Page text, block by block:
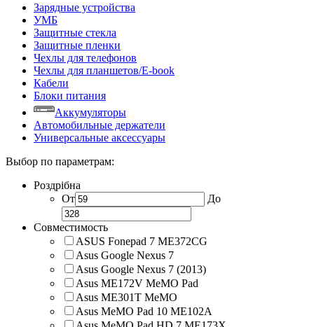
Зарядные устройства
УМБ
Защитные стекла
Защитные пленки
Чехлы для телефонов
Чехлы для планшетов/E-book
Кабели
Блоки питания
Аккумуляторы
Автомобильные держатели
Универсальные аксессуары
Выбор по параметрам:
Роздрібна
От
До
Совместимость
ASUS Fonepad 7 ME372CG
Asus Google Nexus 7
Asus Google Nexus 7 (2013)
Asus ME172V MeMO Pad
Asus ME301T MeMO
Asus MeMO Pad 10 ME102A